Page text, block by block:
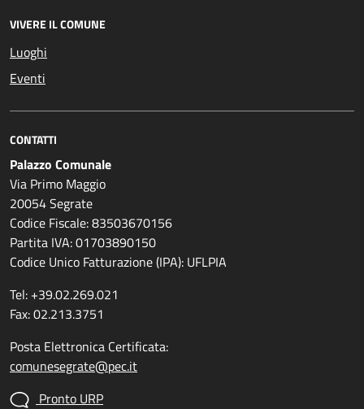
VIVERE IL COMUNE
Luoghi
Eventi
CONTATTI
Palazzo Comunale
Via Primo Maggio
20054 Segrate
Codice Fiscale: 83503670156
Partita IVA: 01703890150
Codice Unico Fatturazione (IPA): UFLPIA
Tel: +39.02.269.021
Fax: 02.213.3751
Posta Elettronica Certificata:
comunesegrate@pec.it
Pronto URP